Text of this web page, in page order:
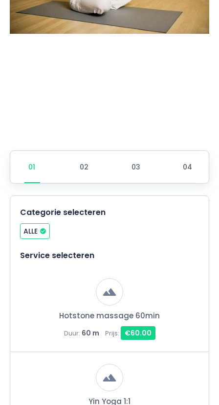
Categorie selecteren
ALLE
Service selecteren
Hotstone massage 60min
Duur: 60 m Prijs: €60.00
Yin Yoga 1:1